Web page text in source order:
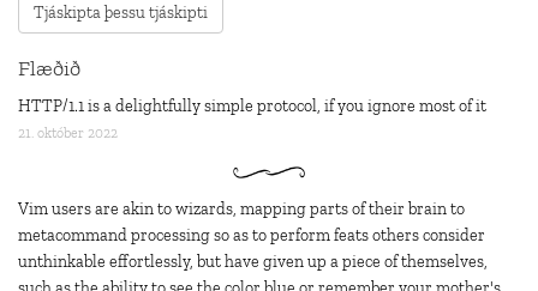
Flæðið
HTTP/1.1 is a delightfully simple protocol, if you ignore most of it
21. október 2022
Vim users are akin to wizards, mapping parts of their brain to
metacommand processing so as to perform feats others consider
unthinkable effortlessly, but have given up a piece of themselves,